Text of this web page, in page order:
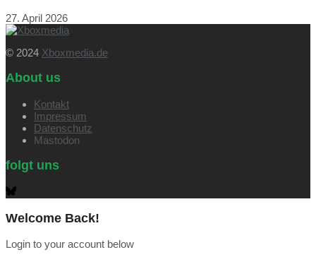
27. April 2026
© 2024 Xboxmedia.de
About us
Kontakt
Impressum
Datenschutz
Mastodon
folgt uns
Welcome Back!
Login to your account below